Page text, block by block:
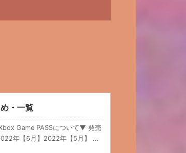
・一覧
Game PASSについて▼ 発売
年【6月】2022年【5月】 ...